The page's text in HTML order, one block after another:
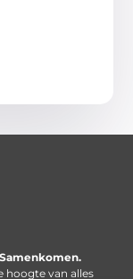
hoogte van alles